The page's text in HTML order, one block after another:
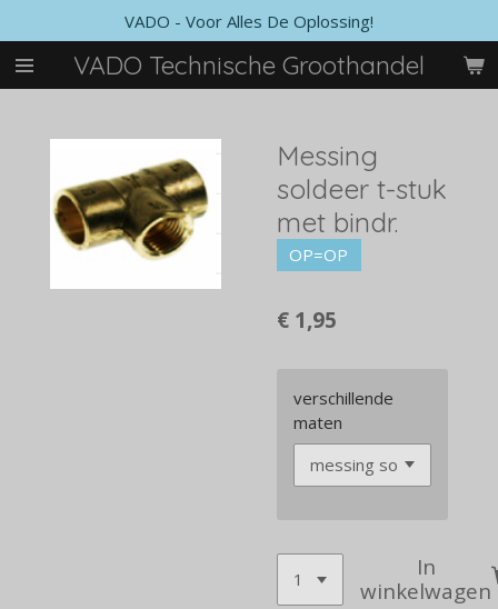
direct
naar
de
VADO Technische Groothandel
VADO - Voor Alles De Oplossing!
Messing
soldeer t-stuk
met bindr.
OP=OP
€ 1,95
verschillende
maten
In
winkelwagen